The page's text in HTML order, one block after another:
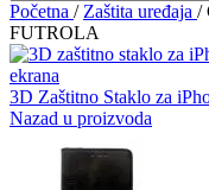
Početna / Zaštita uređaja /
FUTROLA
3D Zaštitno Staklo za
Nazad u proizvoda